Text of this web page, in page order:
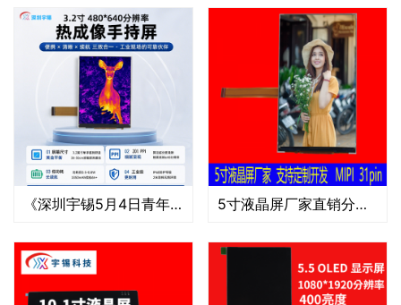
《深圳宇锡5月4日青年节发布热成像领域爆款3.2寸480*640分辨率》 5寸液晶屏厂家直销分辨率0.08625*0.08625